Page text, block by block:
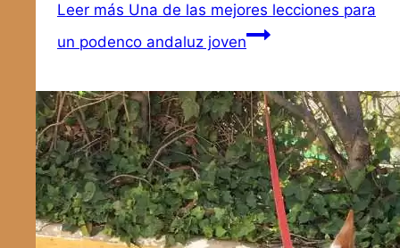
Leer más Una de las mejores lecciones para
un podenco andaluz joven